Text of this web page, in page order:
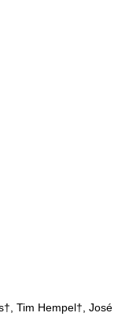
Tim Hempel†, José